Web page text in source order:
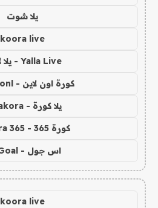
يلا شوت
koora live
Yalla Live - يلا لايف
كورة اون لاين - koora onl
يلا كورة - yallakora
كورة 365 - kooora 365
اس جول - AS Goal
koora live